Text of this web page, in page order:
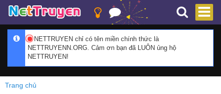
NETTRUYEN chỉ có tên miền chính thức là
NETTRUYENN.ORG. Cảm ơn bạn đã LUÔN ủng hộ
NETTRUYEN!
Trang chủ